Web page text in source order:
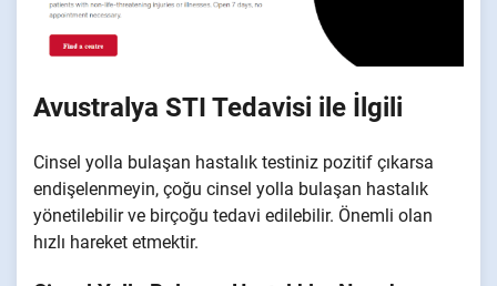
Avustralya STI Tedavisi ile İlgili
Cinsel yolla bulaşan hastalık testiniz pozitif çıkarsa
endişelenmeyin, çoğu cinsel yolla bulaşan hastalık
yönetilebilir ve birçoğu tedavi edilebilir. Önemli olan
hızlı hareket etmektir.